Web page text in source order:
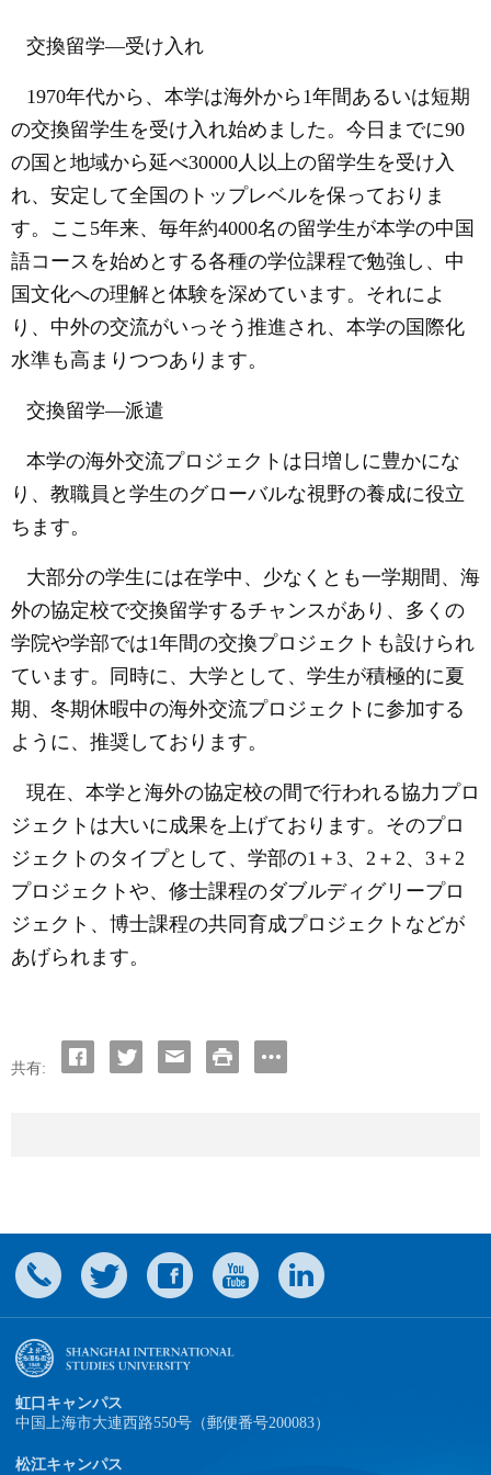
交換留学―受け入れ
1970年代から、本学は海外から 1年間あるいは短期
の交換留学生を受け入れ始めました。今日までに90
の国と地域から延べ30000人以上の留学生を受け入
れ、安定して全国のトップレベルを保っておりま
す。ここ 5年来、毎年約4000名の留学生が本学の中国
語コースを始めとする各種の学位課程で勉強し、中
国文化への理解と体験を深めています。それによ
り、中外の交流がいっそう推進され、本学の国際化
水準も高まりつつあります。
交換留学―派遣
本学の海外交流プロジェクトは日増しに豊かにな
り、教職員と学生のグローバルな視野の養成に役立
ちます。
大部分の学生には在学中、少なくとも一学期間、海
外の協定校で交換留学するチャンスがあり、多くの
学院や学部では1年間の交換プロジェクトも設けられ
ています。同時に、大学として、学生が積極的に夏
期、冬期休暇中の海外交流プロジェクトに参加する
ように、推奨しております。
現在、本学と海外の協定校の間で行われる協力プロ
ジェクトは大いに成果を上げております。そのプロ
ジェクトのタイプとして、学部の1 ＋ 3、 2 ＋ 2、 3 ＋ 2
プロジェクトや、修士課程のダブルディグリープロ
ジェクト、博士課程の共同育成プロジェクトなどが
あげられます。
共有:
虹口キャンパス
中国上海市大連西路550号（郵便番号200083）
松江キャンパス